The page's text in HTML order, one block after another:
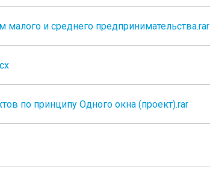
и среднего предпринимательства.rar
по принципу Одного окна (проект).rar